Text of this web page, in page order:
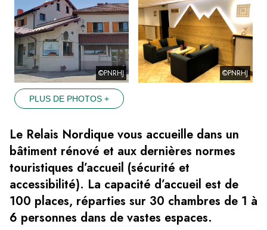
©PNRHJ ©PNRHJ
PLUS DE PHOTOS +
Le Relais Nordique vous accueille dans un
bâtiment rénové et aux dernières normes
touristiques d’accueil (sécurité et
accessibilité). La capacité d’accueil est de
100 places, réparties sur 30 chambres de 1 à
6 personnes dans de vastes espaces.